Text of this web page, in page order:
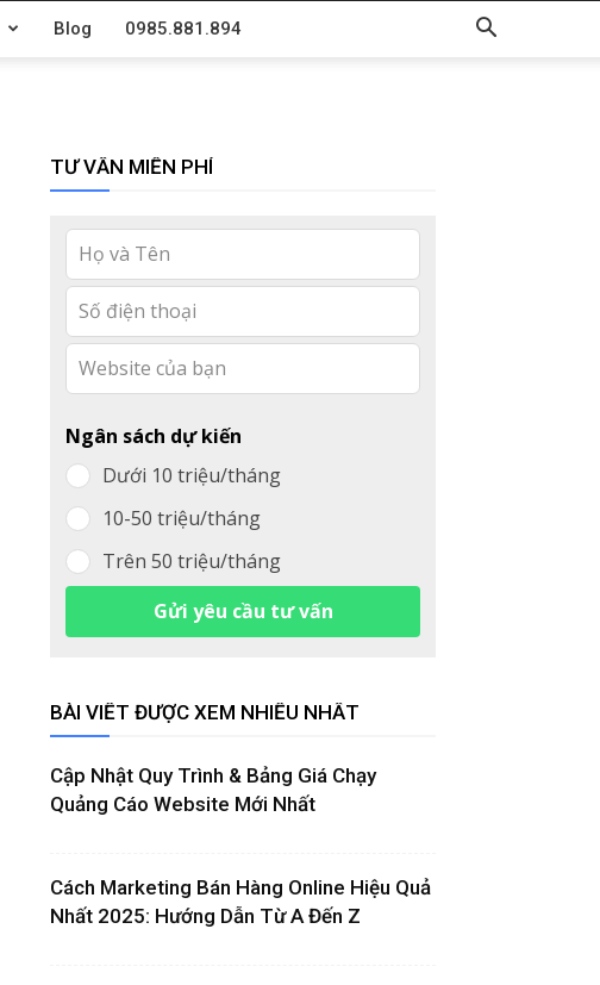
Blog 0985.881.894
TƯ VẤN MIỄN PHÍ
this
field
blank
Ngân sách dự kiến
Dưới 10 triệu/tháng
10-50 triệu/tháng
Trên 50 triệu/tháng
Gửi yêu cầu tư vấn
BÀI VIẾT ĐƯỢC XEM NHIỀU NHẤT
Cập Nhật Quy Trình & Bảng Giá Chạy
Quảng Cáo Website Mới Nhất
Cách Marketing Bán Hàng Online Hiệu Quả
Nhất 2025: Hướng Dẫn Từ A Đến Z